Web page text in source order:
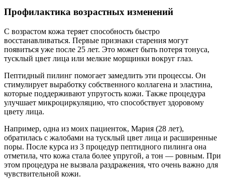
Профилактика возрастных изменений
С возрастом кожа теряет способность быстро
восстанавливаться. Первые признаки старения могут
появиться уже после 25 лет. Это может быть потеря тонуса,
тусклый цвет лица или мелкие морщинки вокруг глаз.
Пептидный пилинг помогает замедлить эти процессы. Он
стимулирует выработку собственного коллагена и эластина,
которые поддерживают упругость кожи. Также процедура
улучшает микроциркуляцию, что способствует здоровому
цвету лица.
Например, одна из моих пациенток, Мария (28 лет),
обратилась с жалобами на тусклый цвет лица и расширенные
поры. После курса из 3 процедур пептидного пилинга она
отметила, что кожа стала более упругой, а тон — ровным. При
этом процедура не вызвала раздражения, что очень важно для
чувствительной кожи.